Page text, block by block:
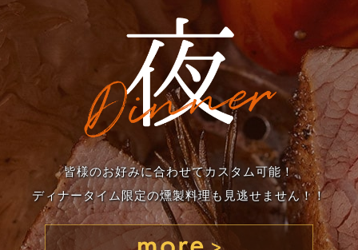
皆様のお好みに合わせてカスタム可能！
ディナータイム限定の燻製料理も見逃せません！！